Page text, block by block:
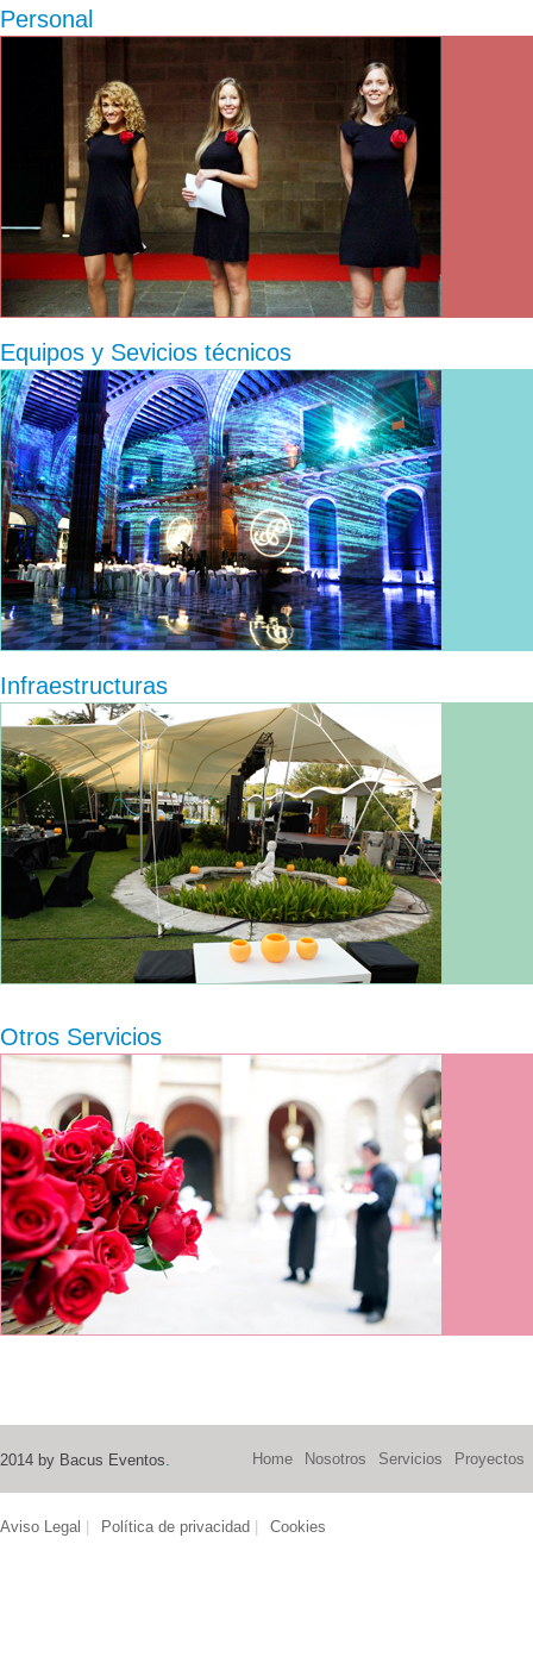
Personal
Equipos y Sevicios técnicos
Infraestructuras
Otros Servicios
2014 by Bacus Eventos. Home Nosotros Servicios Proyectos
Aviso Legal Política de privacidad Cookies